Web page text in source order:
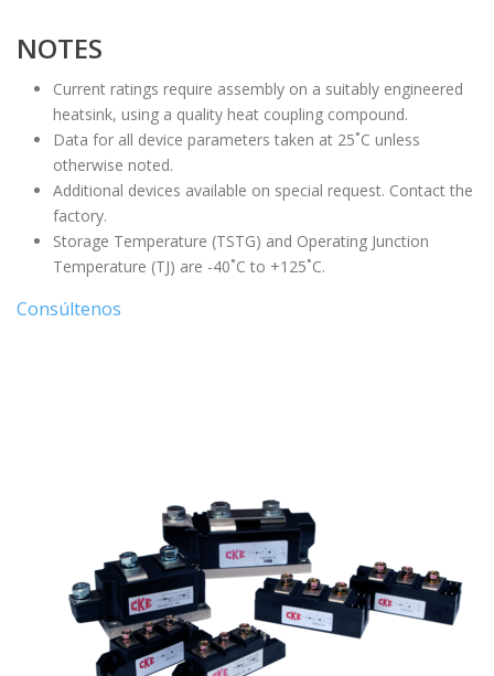
NOTES
Current ratings require assembly on a suitably engineered
heatsink, using a quality heat coupling compound.
Data for all device parameters taken at 25˚C unless
otherwise noted.
Additional devices available on special request. Contact the
factory.
Storage Temperature (TSTG) and Operating Junction
Temperature (TJ) are -40˚C to +125˚C.
Consúltenos